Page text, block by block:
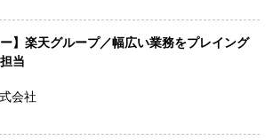
ー】楽天グループ／幅広い業務をプレイング
当
会社